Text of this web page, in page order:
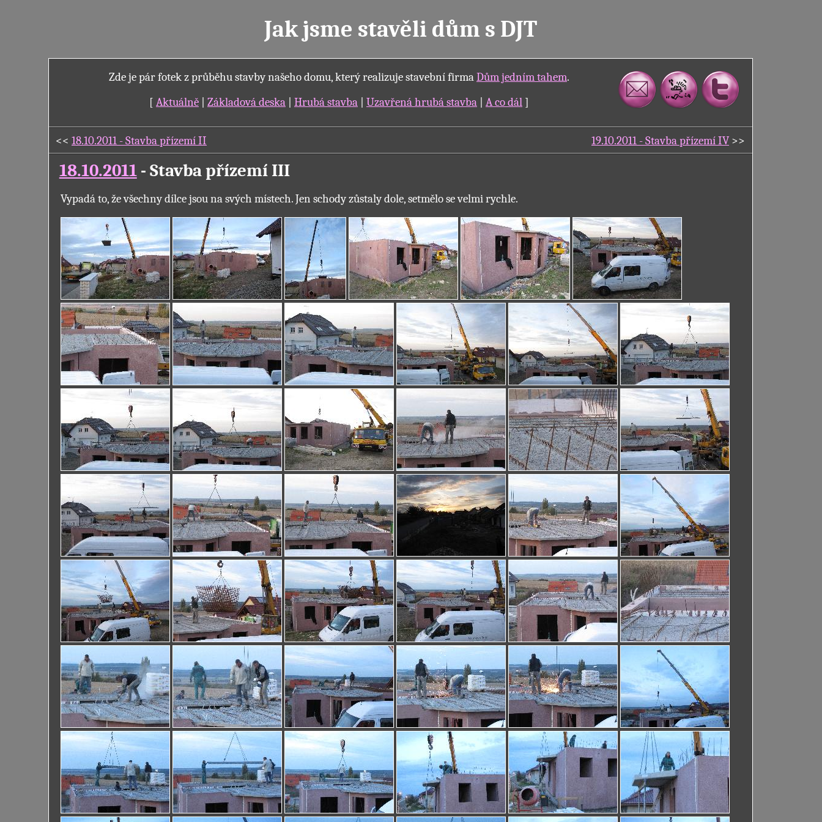
Jak jsme stavěli dům s DJT
Zde je pár fotek z průběhu stavby našeho domu, který realizuje stavební firmaDům jedním tahem.
[ Aktuálně Základová deska Hrubá stavba Uzavřená hrubá stavba A co dál ]
19.10.2011 - Stavba přízemí IV>>
<<18.10.2011 - Stavba přízemí II
18.10.2011- Stavba přízemí III
Vypadá to, že všechny dílce jsou na svých místech. Jen schody zůstaly dole, setmělo se velmi rychle.